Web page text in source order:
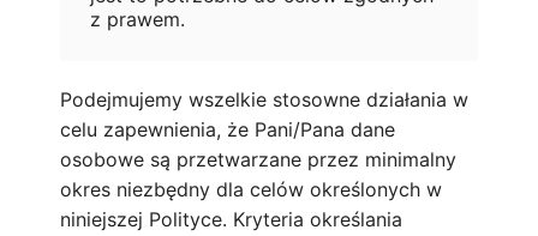
z prawem.
Podejmujemy wszelkie stosowne działania w
celu zapewnienia, że Pani/Pana dane
osobowe są przetwarzane przez minimalny
okres niezbędny dla celów określonych w
niniejszej Polityce. Kryteria określania